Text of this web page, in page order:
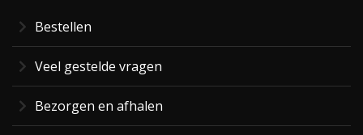
Bestellen
Veel gestelde vragen
Bezorgen en afhalen